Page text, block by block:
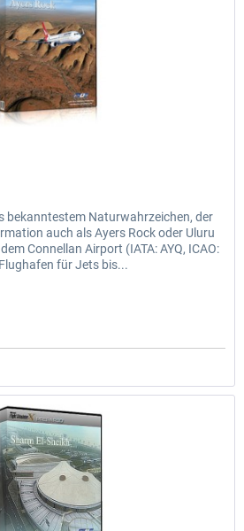
FSDG
bekanntestem Naturwahrzeichen, der
auch als Ayers Rock oder Uluru
Connellan Airport (IATA: AYQ, ICAO:
für Jets bis...